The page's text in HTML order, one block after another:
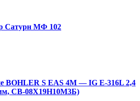
Сатурн МФ 102
BOHLER S EAS 4M — IG E-316L 2,4
СВ-08Х19Н10М3Б)